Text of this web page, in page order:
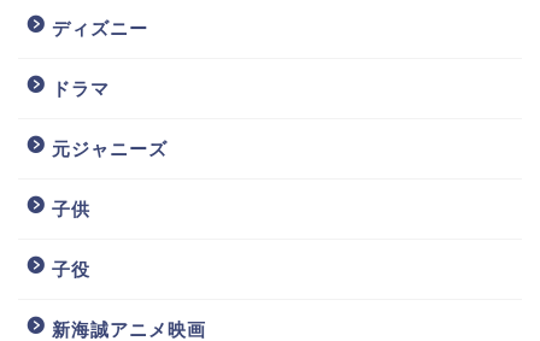
ディズニー
ドラマ
元ジャニーズ
子供
子役
新海誠アニメ映画